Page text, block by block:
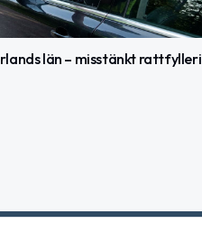
län – misstänkt rattfylleri